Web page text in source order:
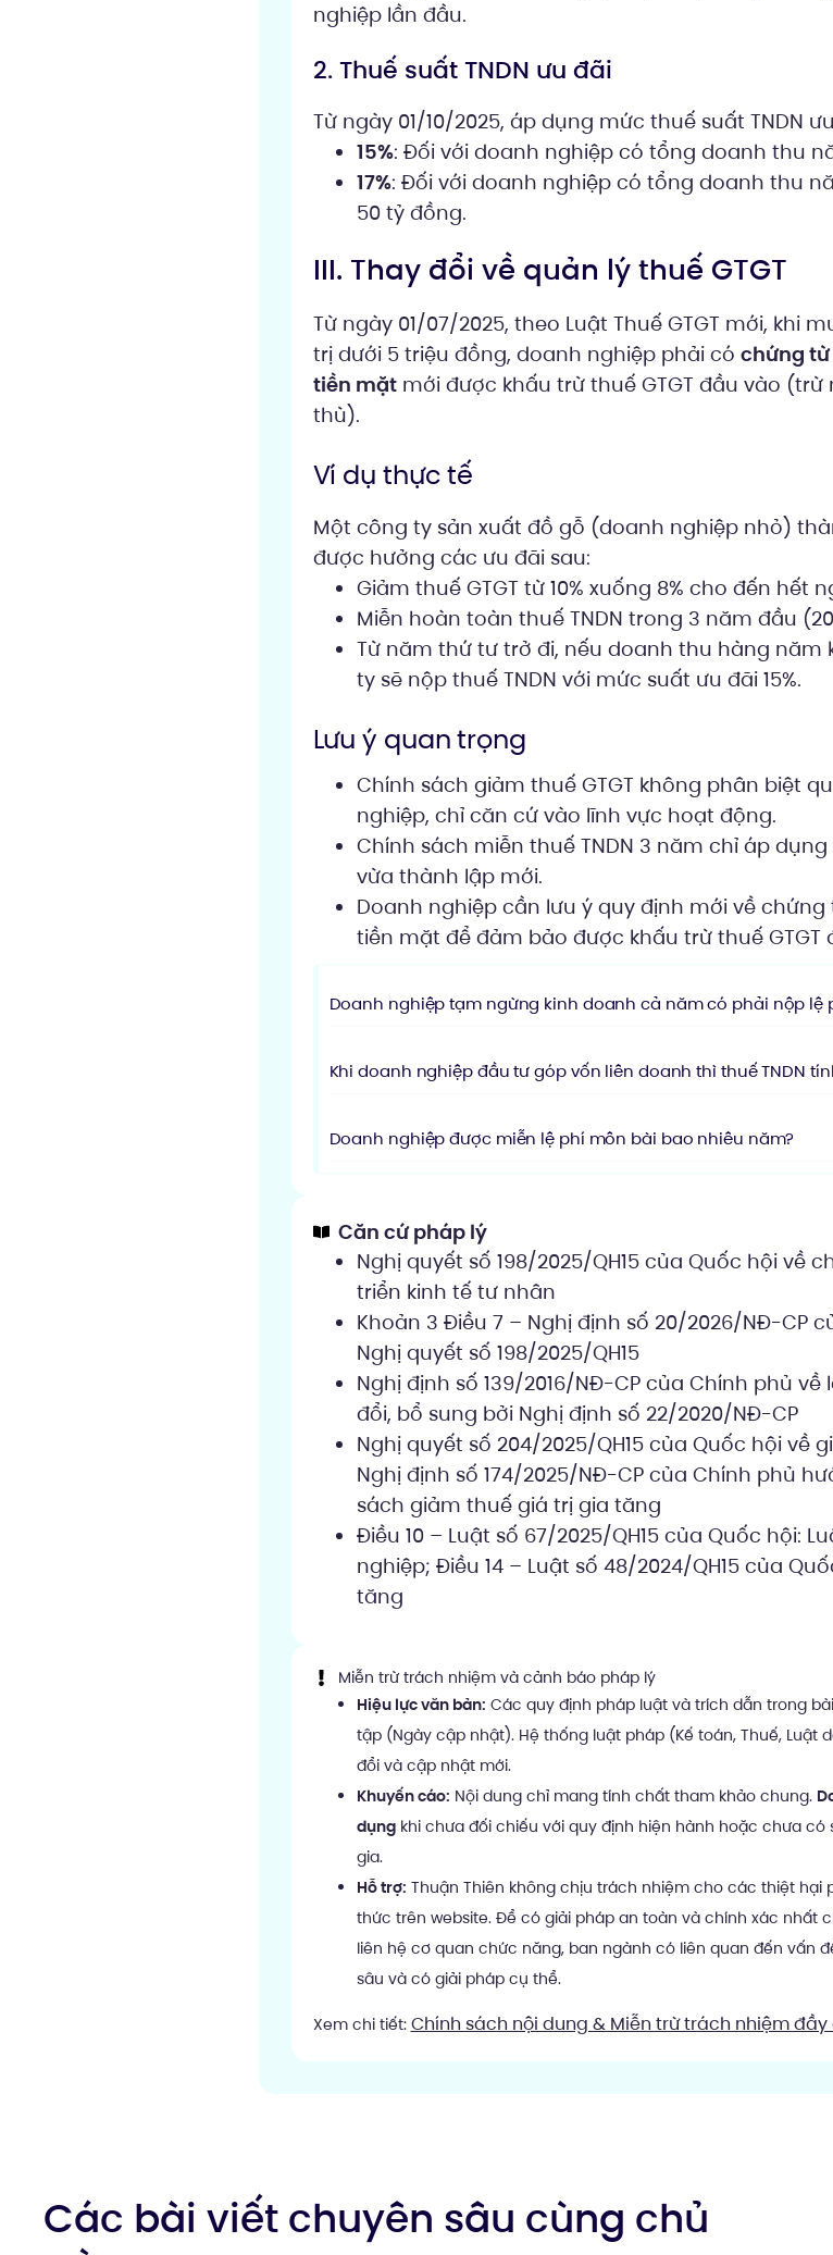
nghiệp lần đầu.
2. Thuế suất TNDN ưu đãi
Từ ngày 01/10/2025, áp dụng mức thuế suất TNDN
15%: Đối với doanh nghiệp có tổng doanh thu
17%: Đối với doanh nghiệp có tổng doanh thu
50 tỷ đồng.
III. Thay đổi về quản lý thuế GTGT
Từ ngày 01/07/2025, theo Luật Thuế GTGT mới, khi
trị dưới 5 triệu đồng, doanh nghiệp phải có chứng
tiền mặtmới được khấu trừ thuế GTGT đầu vào
thù).
Ví dụ thực tế
Một công ty sản xuất đồ gỗ (doanh nghiệp nhỏ)
được hưởng các ưu đãi sau:
Giảm thuế GTGT từ 10% xuống 8% cho đến hết
Miễn hoàn toàn thuế TNDN trong 3 năm đầu
Từ năm thứ tư trở đi, nếu doanh thu hàng năm
ty sẽ nộp thuế TNDN với mức suất ưu đãi 15%.
Lưu ý quan trọng
Chính sách giảm thuế GTGT không phân biệt
nghiệp, chỉ căn cứ vào lĩnh vực hoạt động.
Chính sách miễn thuế TNDN 3 năm chỉ áp
vừa thành lập mới.
Doanh nghiệp cần lưu ý quy định mới về
tiền mặt để đảm bảo được khấu trừ thuế GTGT
Doanh nghiệp tạm ngừng kinh doanh cả năm có phải nộp lệ
Khi doanh nghiệp đầu tư góp vốn liên doanh thì thuế TNDN
Doanh nghiệp được miễn lệ phí môn bài bao nhiêu năm?
Căn cứ pháp lý
Nghị quyết số 198/2025/QH15 của Quốc hội về
triển kinh tế tư nhân
Khoản 3 Điều 7 – Nghị định số 20/2026/NĐ-CP
Nghị quyết số 198/2025/QH15
Nghị định số 139/2016/NĐ-CP của Chính phủ
đổi, bổ sung bởi Nghị định số 22/2020/NĐ-CP
Nghị quyết số 204/2025/QH15 của Quốc hội về
Nghị định số 174/2025/NĐ-CP của Chính phủ
sách giảm thuế giá trị gia tăng
Điều 10 – Luật số 67/2025/QH15 của Quốc hội:
nghiệp; Điều 14 – Luật số 48/2024/QH15 của
tăng
Miễn trừ trách nhiệm và cảnh báo pháp lý
Hiệu lực văn bản: Các quy định pháp luật và trích dẫn trong
tập (Ngày cập nhật). Hệ thống luật pháp (Kế toán, Thuế, Luật
đổi và cập nhật mới.
Khuyến cáo: Nội dung chỉ mang tính chất tham khảo chung.
dụngkhi chưa đối chiếu với quy định hiện hành hoặc chưa có
gia.
Hỗ trợ: Thuận Thiên không chịu trách nhiệm cho các thiệt hại
thức trên website. Để có giải pháp an toàn và chính xác nhất
liên hệ cơ quan chức năng, ban ngành có liên quan đến vấn
sâu và có giải pháp cụ thể.
Xem chi tiết: Chính sách nội dung & Miễn trừ trách nhiệm
Các bài viết chuyên sâu cùng chủ